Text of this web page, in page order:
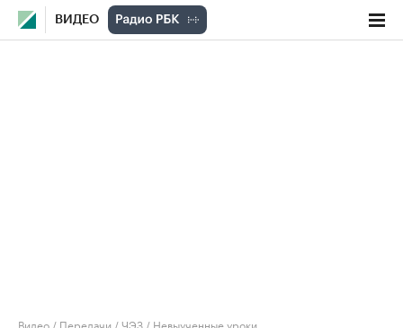
ВИДЕО
Видео / Передачи /ЧЭЗ / Невыученные уроки